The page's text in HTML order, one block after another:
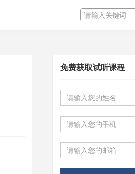
免费获取试听课程